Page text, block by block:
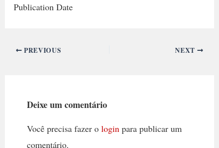
Publication Date
PREVIOUS NEXT
Deixe um comentário
Você precisa fazer o loginpara publicar um
comentário.